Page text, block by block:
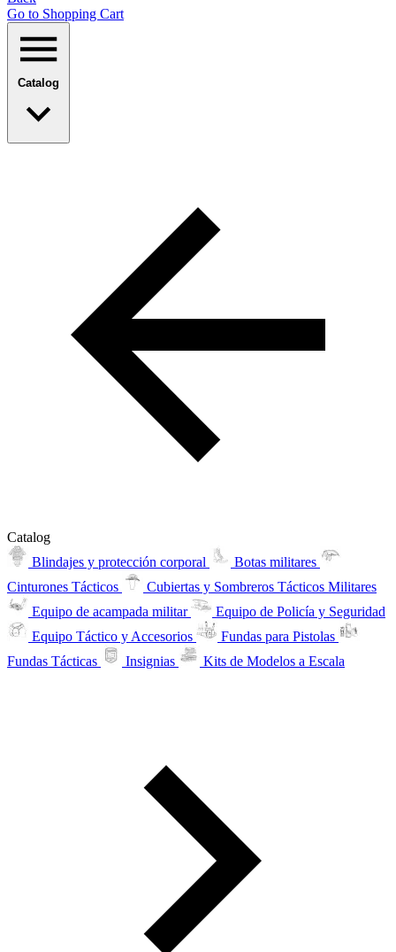
Go to Shopping Сart
Catalog
Catalog
Blindajes y protección corporal
Botas militares
Cinturones Tácticos
Cubiertas y Sombreros Tácticos Militares
Equipo de acampada militar
Equipo de Policía y Seguridad
Equipo Táctico y Accesorios
Fundas para Pistolas
Fundas Tácticas
Insignias Kits de Modelos a Escala